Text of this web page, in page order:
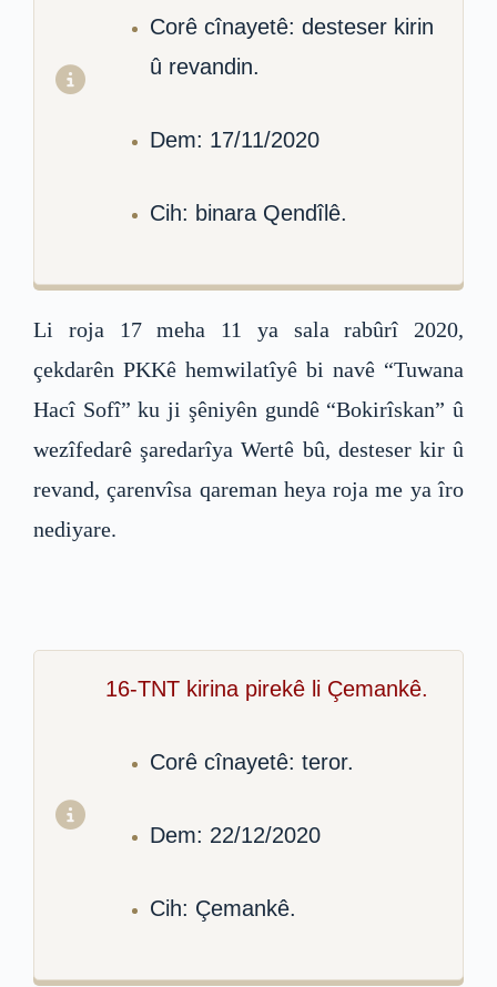
Corê cînayetê: desteser kirin
û revandin.
Dem: 17/11/2020
Cih: binara Qendîlê.
Li roja 17 meha 11 ya sala rabûrî 2020,
çekdarên PKKê hemwilatîyê bi navê “Tuwana
Hacî Sofî” ku ji şêniyên gundê “Bokirîskan” û
wezîfedarê şaredarîya Wertê bû, desteser kir û
revand, çarenvîsa qareman heya roja me ya îro
nediyare.
16-TNT kirina pirekê li Çemankê.
Corê cînayetê: teror.
Dem: 22/12/2020
Cih: Çemankê.